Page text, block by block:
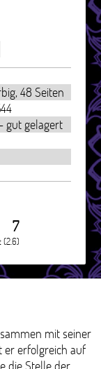
48 Seiten
gut gelagert
7
(2.6)
mit seiner
er erfolgreich auf